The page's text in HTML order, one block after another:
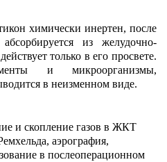
химически инертен, после
из желудочно-
только в его просвете.
и микроорганизмы,
в неизменном виде.
и скопление газов в ЖКТ
аэрография,
в послеоперационном